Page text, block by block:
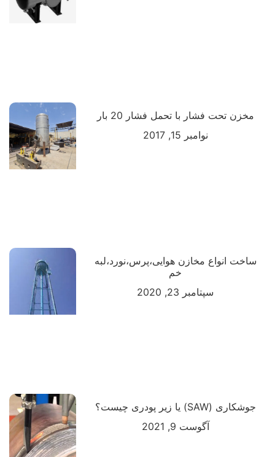
مخزن تحت فشار با تحمل فشار 20 بار
نوامبر 15, 2017
ساخت انواع مخازن هوایی،پرس،نورد،لبه
خم
سپتامبر 23, 2020
جوشکاری (SAW) یا زیر پودری چیست؟
آگوست 9, 2021